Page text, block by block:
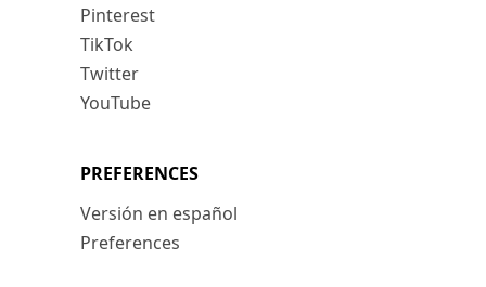
Pinterest
TikTok
Twitter
YouTube
PREFERENCES
Versión en español
Preferences